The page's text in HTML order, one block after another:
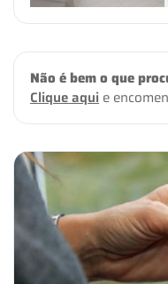
Não é bem o que
Clique aqui e